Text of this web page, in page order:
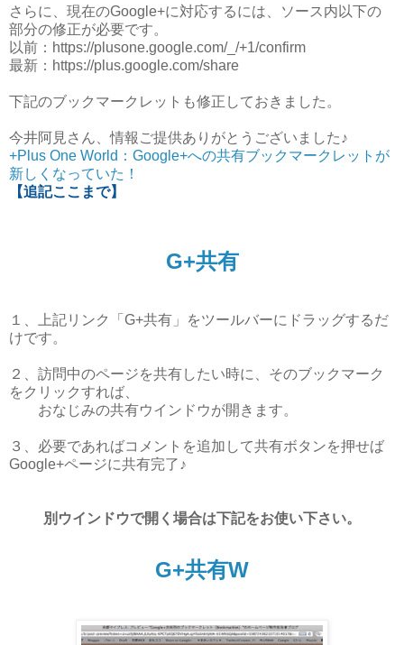
さらに、現在のGoogle+に対応するには、ソース内以下の
部分の修正が必要です。
以前：https://plusone.google.com/_/+1/confirm
最新：https://plus.google.com/share
下記のブックマークレットも修正しておきました。
今井阿見さん、情報ご提供ありがとうございました♪
+Plus One World：Google+への共有ブックマークレットが
新しくなっていた！
【追記ここまで】
G+共有
１、上記リンク「G+共有」をツールバーにドラッグするだ
けです。
２、訪問中のページを共有したい時に、そのブックマーク
をクリックすれば、
おなじみの共有ウインドウが開きます。
３、必要であればコメントを追加して共有ボタンを押せば
Google+ページに共有完了♪
別ウインドウで開く場合は下記をお使い下さい。
G+共有W